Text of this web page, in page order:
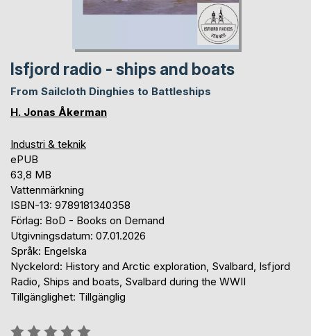
Isfjord radio - ships and boats
From Sailcloth Dinghies to Battleships
H. Jonas Åkerman
Industri & teknik
ePUB
63,8 MB
Vattenmärkning
ISBN-13: 9789181340358
Förlag: BoD - Books on Demand
Utgivningsdatum: 07.01.2026
Språk: Engelska
Nyckelord: History and Arctic exploration, Svalbard, Isfjord
Radio, Ships and boats, Svalbard during the WWII
Tillgänglighet: Tillgänglig
Betyg::